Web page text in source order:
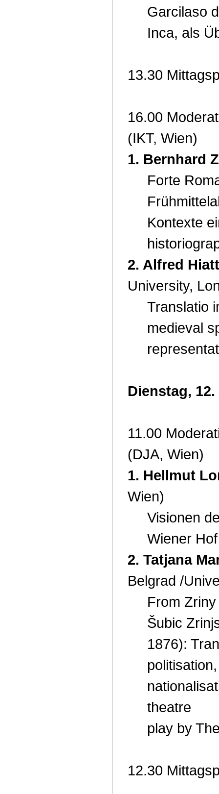
Garcilaso
Inca, als
13.30
16.00
(IKT, Wien)
1. Bernhard
Forte
Kontexte
2. Alfred
University,
Translatio
medieval
Dienstag,
11.00
(DJA, Wien)
1. Hellmut
Wien)
Visionen
Wiener
2. Tatjana
Belgrad /
From
Šubic
1876):
theatre
play by
12.30